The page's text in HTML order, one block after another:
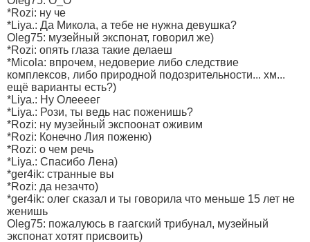
*Rozi: ну че
*Liya.: Да Микола, а тебе не нужна девушка?
Oleg75: музейный экспонат, говорил же)
*Rozi: опять глаза такие делаеш
*Micola: впрочем, недоверие либо следствие
комплексов, либо природной подозрительности... хм...
ещё варианты есть?)
*Liya.: Ну Олеееег
*Liya.: Рози, ты ведь нас поженишь?
*Rozi: ну музейный экспоонат оживим
*Rozi: Конечно Лия поженю)
*Rozi: о чем речь
*Liya.: Спасибо Лена)
*ger4ik: странные вы
*Rozi: да незачто)
*ger4ik: олег сказал и ты говорила что меньше 15 лет не
женишь
Oleg75: пожалуюсь в гаагский трибунал, музейный
экспонат хотят присвоить)